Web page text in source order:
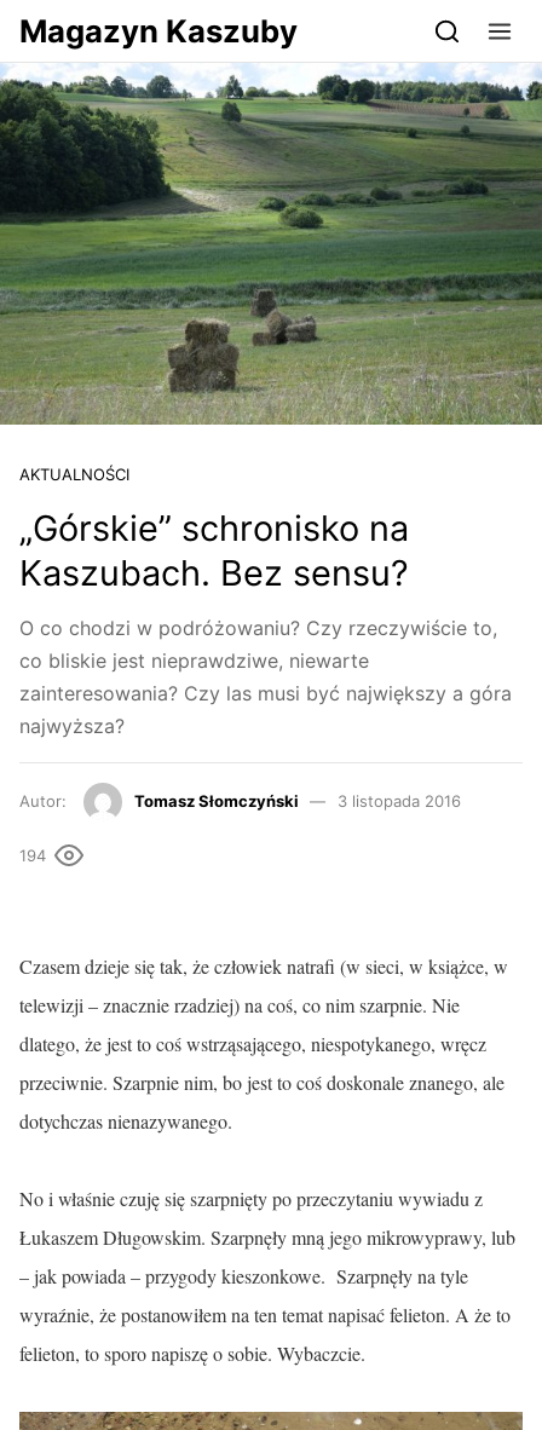
Przejdź do serwisu magazynkaszuby.pl
Magazyn Kaszuby
AKTUALNOŚCI
„Górskie” schronisko na
Kaszubach. Bez sensu?
O co chodzi w podróżowaniu? Czy rzeczywiście to,
co bliskie jest nieprawdziwe, niewarte
zainteresowania? Czy las musi być największy a góra
najwyższa?
Autor: Tomasz Słomczyński 3 listopada 2016
194
Czasem dzieje się tak, że człowiek natrafi (w sieci, w książce, w
telewizji – znacznie rzadziej) na coś, co nim szarpnie. Nie
dlatego, że jest to coś wstrząsającego, niespotykanego, wręcz
przeciwnie. Szarpnie nim, bo jest to coś doskonale znanego, ale
dotychczas nienazywanego.
No i właśnie czuję się szarpnięty po przeczytaniu wywiadu z
Łukaszem Długowskim. Szarpnęły mną jego mikrowyprawy, lub
– jak powiada – przygody kieszonkowe. Szarpnęły na tyle
wyraźnie, że postanowiłem na ten temat napisać felieton. A że to
felieton, to sporo napiszę o sobie. Wybaczcie.